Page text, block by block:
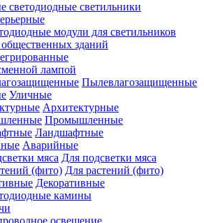
светодиодные светильники
модули для светильников
зданий
лампой
Пылевлагозащищенные
Уличные
Архитектурные
Промышленные
Ландшафтные
Аварийные
Для подсветки мяса
Для растений (фито)
Декоративные
камины
освещение